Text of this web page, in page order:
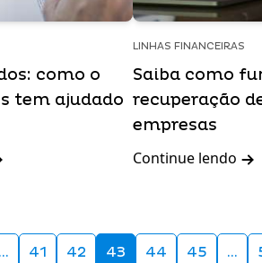
como o
tem ajudado
LINHAS FINANCEIRAS
Saiba como
recuperação
empresas
Continue lendo
… 41 42 43 44 45 …